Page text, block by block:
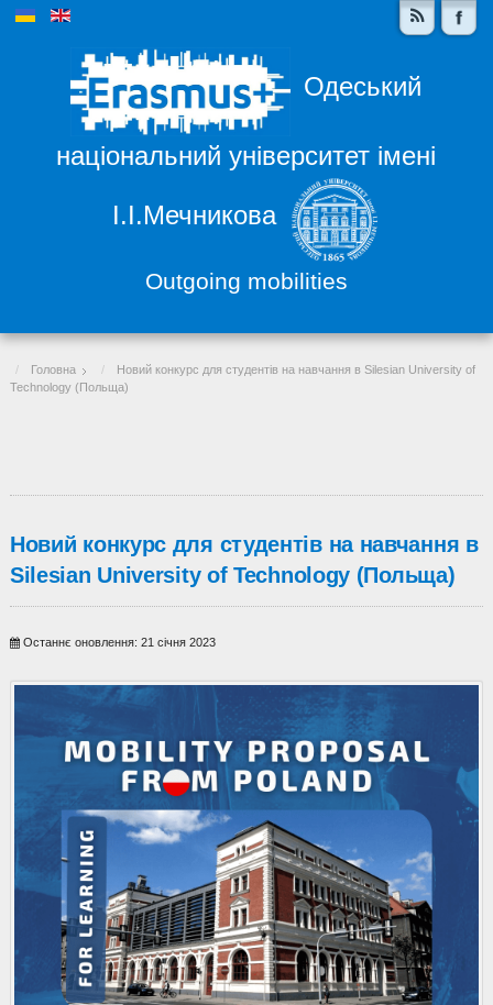
Одеський
національний університет імені
І.І.Мечникова
Outgoing mobilities
Головна
Новий конкурс для студентів на навчання в Silesian University of
Technology (Польща)
Новий конкурс для студентів на навчання в
Silesian University of Technology (Польща)
Останнє оновлення: 21 січня 2023